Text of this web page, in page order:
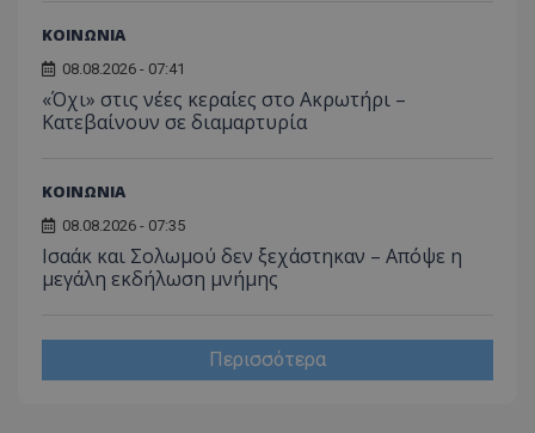
ΚΟΙΝΩΝΙΑ
08.08.2026 - 07:41
«Όχι» στις νέες κεραίες στο Ακρωτήρι –
Κατεβαίνουν σε διαμαρτυρία
ΚΟΙΝΩΝΙΑ
08.08.2026 - 07:35
Ισαάκ και Σολωμού δεν ξεχάστηκαν – Απόψε η
μεγάλη εκδήλωση μνήμης
Περισσότερα